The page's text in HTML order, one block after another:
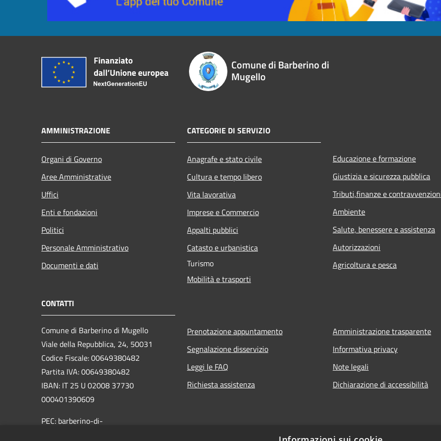
Comune di Barberino di
Mugello
AMMINISTRAZIONE
Organi di Governo
Aree Amministrative
Uffici
Enti e fondazioni
Politici
Personale Amministrativo
Documenti e dati
CATEGORIE DI SERVIZIO
Anagrafe e stato civile
Cultura e tempo libero
Vita lavorativa
Imprese e Commercio
Appalti pubblici
Catasto e urbanistica
Turismo
Mobilità e trasporti
Educazione e formazione
Giustizia e sicurezza pubblica
Tributi,finanze e
Ambiente
Salute, benessere e assistenza
Autorizzazioni
Agricoltura e pesca
CONTATTI
Comune di Barberino di Mugello
Viale della Repubblica, 24, 50031
Codice Fiscale: 00649380482
Partita IVA: 00649380482
IBAN: IT 25 U 02008 37730
000401390609
PEC: barberino-di-
Prenotazione appuntamento
Segnalazione disservizio
Leggi le FAQ
Richiesta assistenza
Amministrazione trasparente
Informativa privacy
Note legali
Dichiarazione di accessibilità